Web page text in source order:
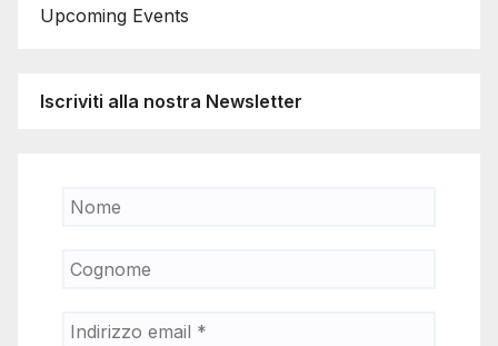
Upcoming Events
Iscriviti alla nostra Newsletter